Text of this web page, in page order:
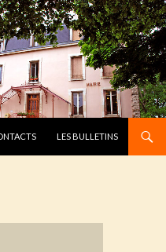
LES BULLETINS